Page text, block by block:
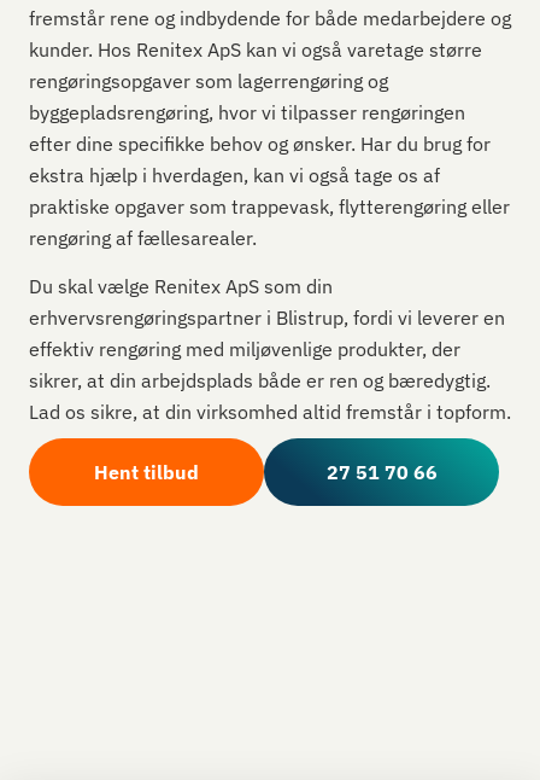
fremstår rene og indbydende for både medarbejdere og
kunder. Hos Renitex ApS kan vi også varetage større
rengøringsopgaver som lagerrengøring og
byggepladsrengøring, hvor vi tilpasser rengøringen
efter dine specifikke behov og ønsker. Har du brug for
ekstra hjælp i hverdagen, kan vi også tage os af
praktiske opgaver som trappevask, flytterengøring eller
rengøring af fællesarealer.
Du skal vælge Renitex ApS som din
erhvervsrengøringspartner i Blistrup, fordi vi leverer en
effektiv rengøring med miljøvenlige produkter, der
sikrer, at din arbejdsplads både er ren og bæredygtig.
Lad os sikre, at din virksomhed altid fremstår i topform.
Hent tilbud 27 51 70 66